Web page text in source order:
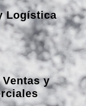
Logística
y